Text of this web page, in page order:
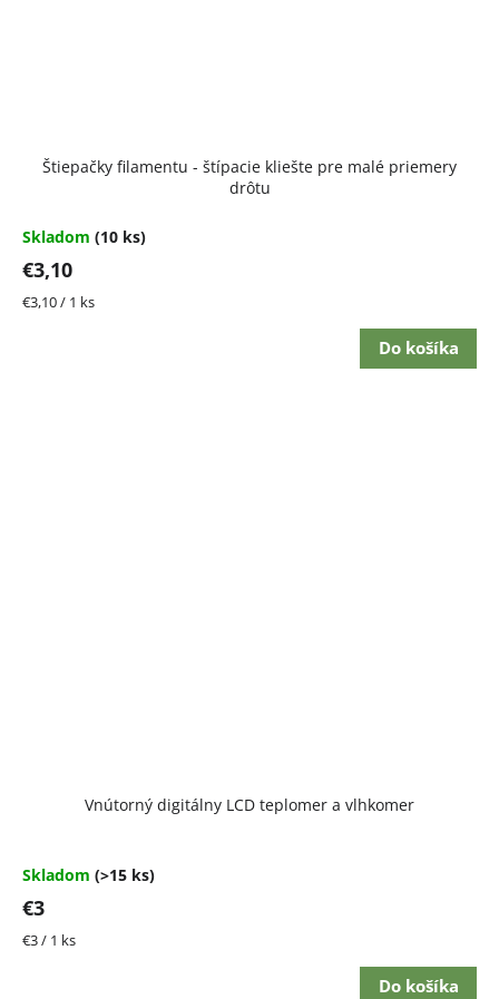
Štiepačky filamentu - štípacie kliešte pre malé priemery
drôtu
Skladom (10 ks)
€3,10
Jednotková
€3,10 / 1 ks
Do košíka
Vnútorný digitálny LCD teplomer a vlhkomer
Skladom (>15 ks)
€3
Jednotková
€3 / 1 ks
Do košíka